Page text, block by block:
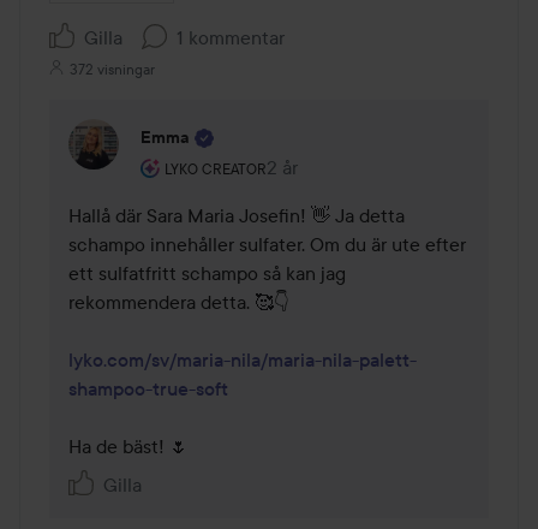
Gilla 1 kommentar
372 visningar
Emma
LYKO CREATOR
Användarens roll: Lyko Creator.
2 år
Kommentaren lades 2 år
Hallå där Sara Maria Josefin! 👋 Ja detta
schampo innehåller sulfater. Om du är ute efter
ett sulfatfritt schampo så kan jag
rekommendera detta. 🥰👇
lyko.com/sv/maria-nila/maria-nila-palett-
shampoo-true-soft
Ha de bäst! 🌷
Gilla